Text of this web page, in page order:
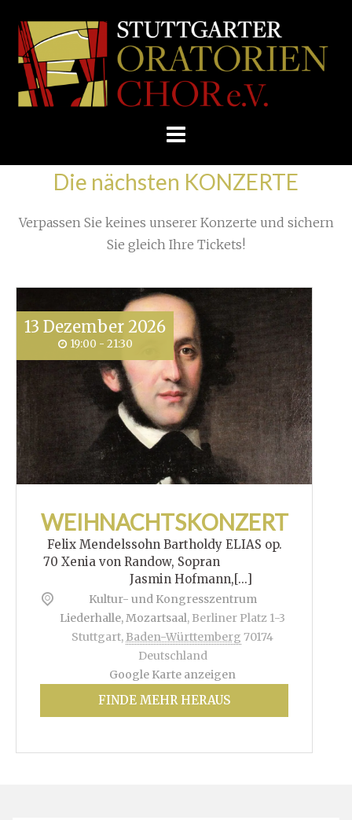
Skip
E.V.
Home Proben Zurück aus New York
Die nächsten KONZERTE
Verpassen Sie keines unserer Konzerte und sichern
Sie gleich Ihre Tickets!
13 Dezember 2026
19:00 - 21:30
WEIHNACHTSKONZERT
Felix Mendelssohn Bartholdy ELIAS op.
70 Xenia von Randow, Sopran
Jasmin Hofmann,[...]
Kultur- und Kongresszentrum
Liederhalle, Mozartsaal, Berliner Platz 1-3
Stuttgart, Baden-Württemberg 70174
Deutschland
Google Karte anzeigen
FINDE MEHR HERAUS